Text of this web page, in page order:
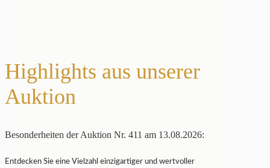
Highlights aus unserer
Auktion
Besonderheiten der Auktion Nr. 411 am 13.08.2026:
Entdecken Sie eine Vielzahl einzigartiger und wertvoller